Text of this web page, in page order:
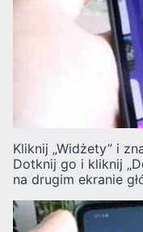
Kliknij „Widżety” i
Dotknij go i kliknij
na drugim ekranie